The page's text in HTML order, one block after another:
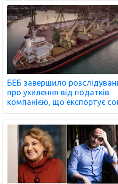
БЕБ завершило
про ухилення від податків
компанією, що експортує